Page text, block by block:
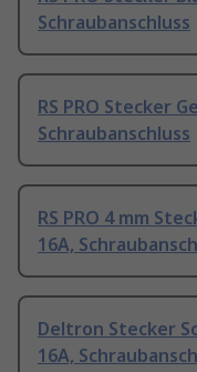
Schraubanschluss
RS PRO Stecker
Schraubanschluss
RS PRO 4 mm
16A,
Deltron Stecker
16A,